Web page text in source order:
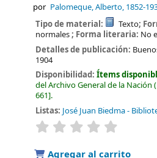
por Palomeque, Alberto, 1852-
Tipo de material: Texto;
normales; Forma literaria: No
Detalles de publicación:
1904
Disponibilidad:Ítems
del Archivo General de la Nación
661 .
Listas: José Juan Biedma -
valoración
Agregar al carrito